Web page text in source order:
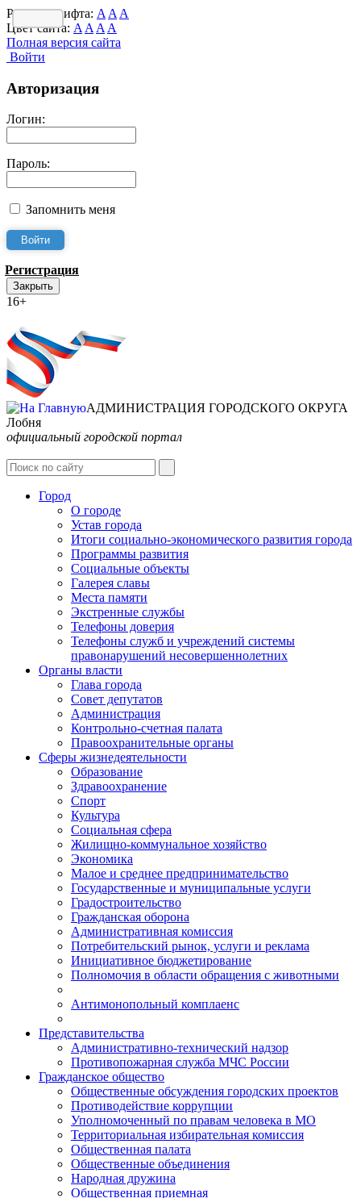
Размер шрифта: A A A
Цвет сайта: A A A A
Полная версия сайта
Войти
Авторизация
Логин:
Пароль:
Запомнить меня
Регистрация
Закрыть
16+
АДМИНИСТРАЦИЯ ГОРОДСКОГО ОКРУГА
Лобня
официальный городской портал
Город
О городе
Устав города
Итоги социально-экономического развития города
Программы развития
Социальные объекты
Галерея славы
Места памяти
Экстренные службы
Телефоны доверия
Телефоны служб и учреждений системы
правонарушений несовершеннолетних
Органы власти
Глава города
Совет депутатов
Администрация
Контрольно-счетная палата
Правоохранительные органы
Сферы жизнедеятельности
Образование
Здравоохранение
Спорт
Культура
Социальная сфера
Жилищно-коммунальное хозяйство
Экономика
Малое и среднее предпринимательство
Государственные и муниципальные услуги
Градостроительство
Гражданская оборона
Административная комиссия
Потребительский рынок, услуги и реклама
Инициативное бюджетирование
Полномочия в области обращения с животными
Антимонопольный комплаенс
Представительства
Административно-технический надзор
Противопожарная служба МЧС России
Гражданское общество
Общественные обсуждения городских проектов
Противодействие коррупции
Уполномоченный по правам человека в МО
Территориальная избирательная комиссия
Общественная палата
Общественные объединения
Народная дружина
Общественная приемная